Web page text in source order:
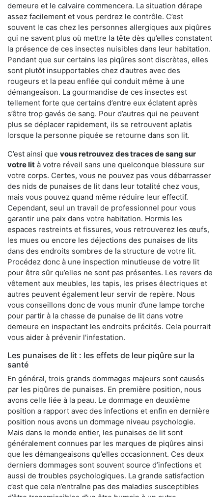
demeure et le calvaire commencera. La situation dérape
assez facilement et vous perdrez le contrôle. C’est
souvent le cas chez les personnes allergiques aux piqûres
qui ne savent plus où mettre la tête dès qu’elles constatent
la présence de ces insectes nuisibles dans leur habitation.
Pendant que sur certains les piqûres sont discrètes, elles
sont plutôt insupportables chez d’autres avec des
rougeurs et la peau enflée qui conduit même à une
démangeaison. La gourmandise de ces insectes est
tellement forte que certains d’entre eux éclatent après
s’être trop gavés de sang. Pour d’autres qui ne peuvent
plus se déplacer rapidement, ils se retrouvent aplatis
lorsque la personne piquée se retourne dans son lit.
C’est ainsi que vous retrouvez des traces de sang sur
votre lit à votre réveil sans une quelconque blessure sur
votre corps. Certes, vous ne pouvez pas vous débarrasser
des nids de punaises de lit dans leur totalité chez vous,
mais vous pouvez quand même réduire leur effectif.
Cependant, seul un travail de professionnel pour vous
garantir une paix dans votre habitation. Hormis les
espaces restreints et fissures, vous retrouverez les œufs,
les mues ou encore les déjections des punaises de lits
dans des endroits sombres de la structure de votre lit.
Procédez donc à une inspection minutieuse de votre lit
pour être sûr qu’elles ne sont pas présentes. Les revers de
vêtement aux meubles, les tapis, les prises électriques et
autres peuvent également leur servir de repère. Nous
vous conseillons donc de vous munir d’une lampe torche
pour partir à la chasse de punaise de lit dans votre
demeure en inspectant les endroits précités. Cela pourrait
vous aider à prévenir l'infestation.
Les punaises de lit : les effets de leur piqûre sur la
santé
En général, trois grands dommages majeurs sont causés
par les piqûres de punaises. En première position, nous
avons celle liée à la peau. Le dommage en deuxième
position a rapport avec des infections et enfin en dernière
position nous avons un dommage niveau psychologie.
Mais dans le monde entier, les punaises de lit sont
généralement connues par les marques de piqûres ainsi
que les démangeaisons qu’elles occasionnent. Ces deux
derniers dommages sont souvent source d’infections et
aussi de troubles psychologiques. La grande satisfaction
c’est que cela n’entraîne pas des maladies susceptibles